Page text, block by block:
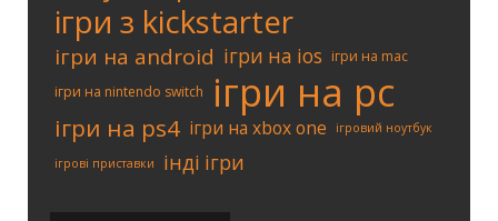
ігри з kickstarter
ігри на android ігри на ios ігри на mac
ігри на nintendo switch
ігри на pc
ігри на ps4 ігри на xbox one ігровий ноутбук
ігрові приставки інді ігри